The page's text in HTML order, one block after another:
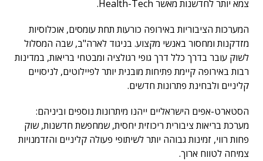
צמא יותר לחדשנות מאשר Health-Tech.
המערכות הציבוריות באירופה כורעות תחת עומסים, אוכלוסיות
מזדקנות ומחסור באנשי מקצוע. בניגוד לארה"ב, שבה המסלול
לשוק עובר בדרך כלל דרך גופי רגולציה ומבטחי בריאות, במדינות
רבות באירופה קיימת פתיחות מובנית יותר לפיילוטים, לניסויים
קליניים ולבחינת פתרונות חדשים.
הסטארט-אפים הישראליים ייהנו מיתרונות נוספים וביניהם:
מערכת בריאות ציבורית ריכוזית יחסית, שמחפשת חדשנות, שוק
פחות רווי, זמינות גבוהה יותר לשיתופי פעולה קליניים והזדמנויות
צמיחה לטווח ארוך.